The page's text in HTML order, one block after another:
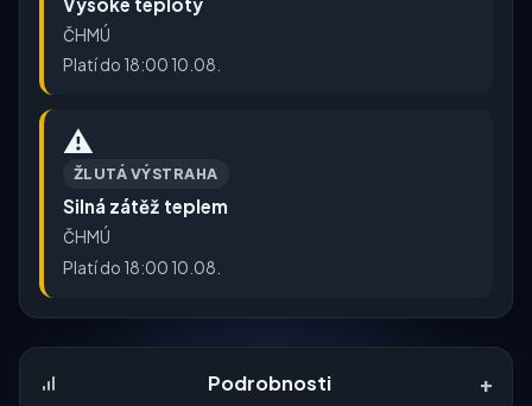
ČHMÚ
Platí do 18:00 10.08.
⚠️
ŽLUTÁ VÝSTRAHA
Silná zátěž teplem
ČHMÚ
Platí do 18:00 10.08.
Podrobnosti +